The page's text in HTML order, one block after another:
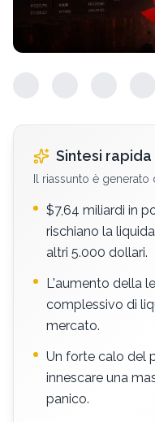
Sintesi rapida
Il riassunto è
$7,64 miliardi in
rischiano la
altri 5.000 dollari.
L'aumento della
complessivo di
mercato.
Un forte calo del
innescare una
panico.